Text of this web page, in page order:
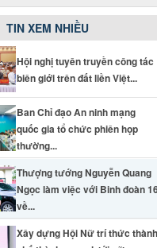
TIN XEM NHIỀU
Hội nghị tuyên truyền công tác
biên giới trên đất liền Việt...
Ban Chỉ đạo An ninh mạng
quốc gia tổ chức phiên họp
thường...
Thượng tướng Nguyễn Quang
Ngọc làm việc với Binh đoàn
về...
Xây dựng Hội Nữ trí thức thành